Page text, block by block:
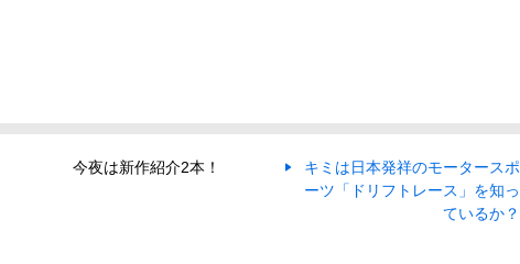
今夜は新作紹介2本！
キミは日本発祥のモータースポ
ーツ「ドリフトレース」を知っ
ているか？